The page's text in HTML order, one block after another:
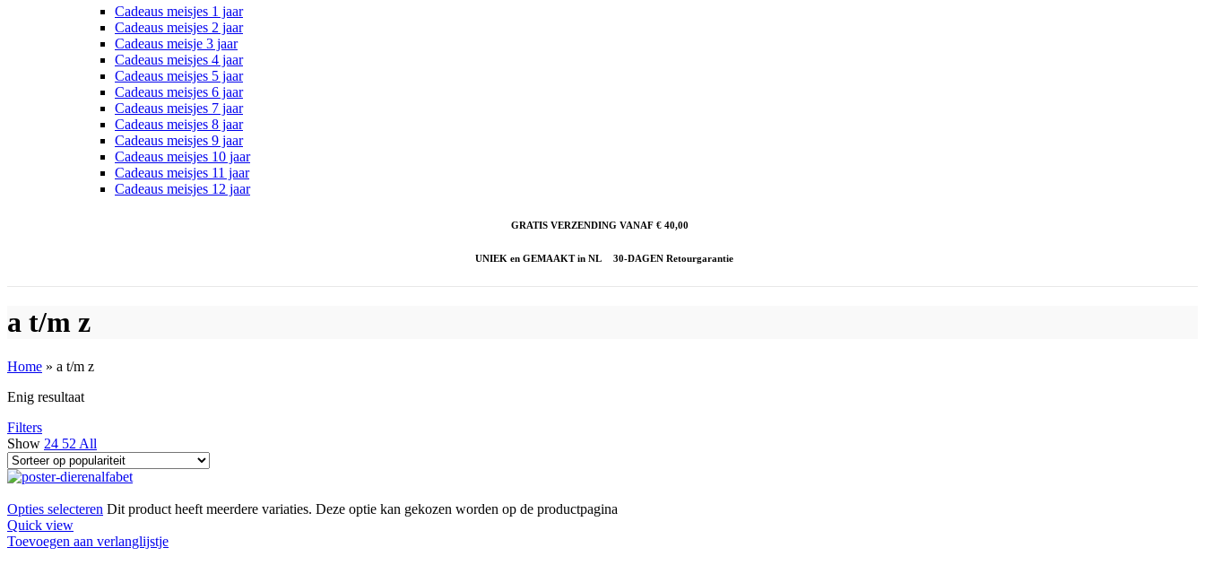
Cadeaus meisjes 1 jaar
Cadeaus meisjes 2 jaar
Cadeaus meisje 3 jaar
Cadeaus meisjes 4 jaar
Cadeaus meisjes 5 jaar
Cadeaus meisjes 6 jaar
Cadeaus meisjes 7 jaar
Cadeaus meisjes 8 jaar
Cadeaus meisjes 9 jaar
Cadeaus meisjes 10 jaar
Cadeaus meisjes 11 jaar
Cadeaus meisjes 12 jaar
GRATIS VERZENDING VANAF € 40,00
UNIEK en GEMAAKT in NL 30-DAGEN Retourgarantie
a t/m z
Home » a t/m z
Enig resultaat
Filters
Show 24 52 All
Opties selecteren Dit product heeft meerdere variaties. Deze optie kan gekozen worden op de productpagina
Quick view
Toevoegen aan verlanglijstje